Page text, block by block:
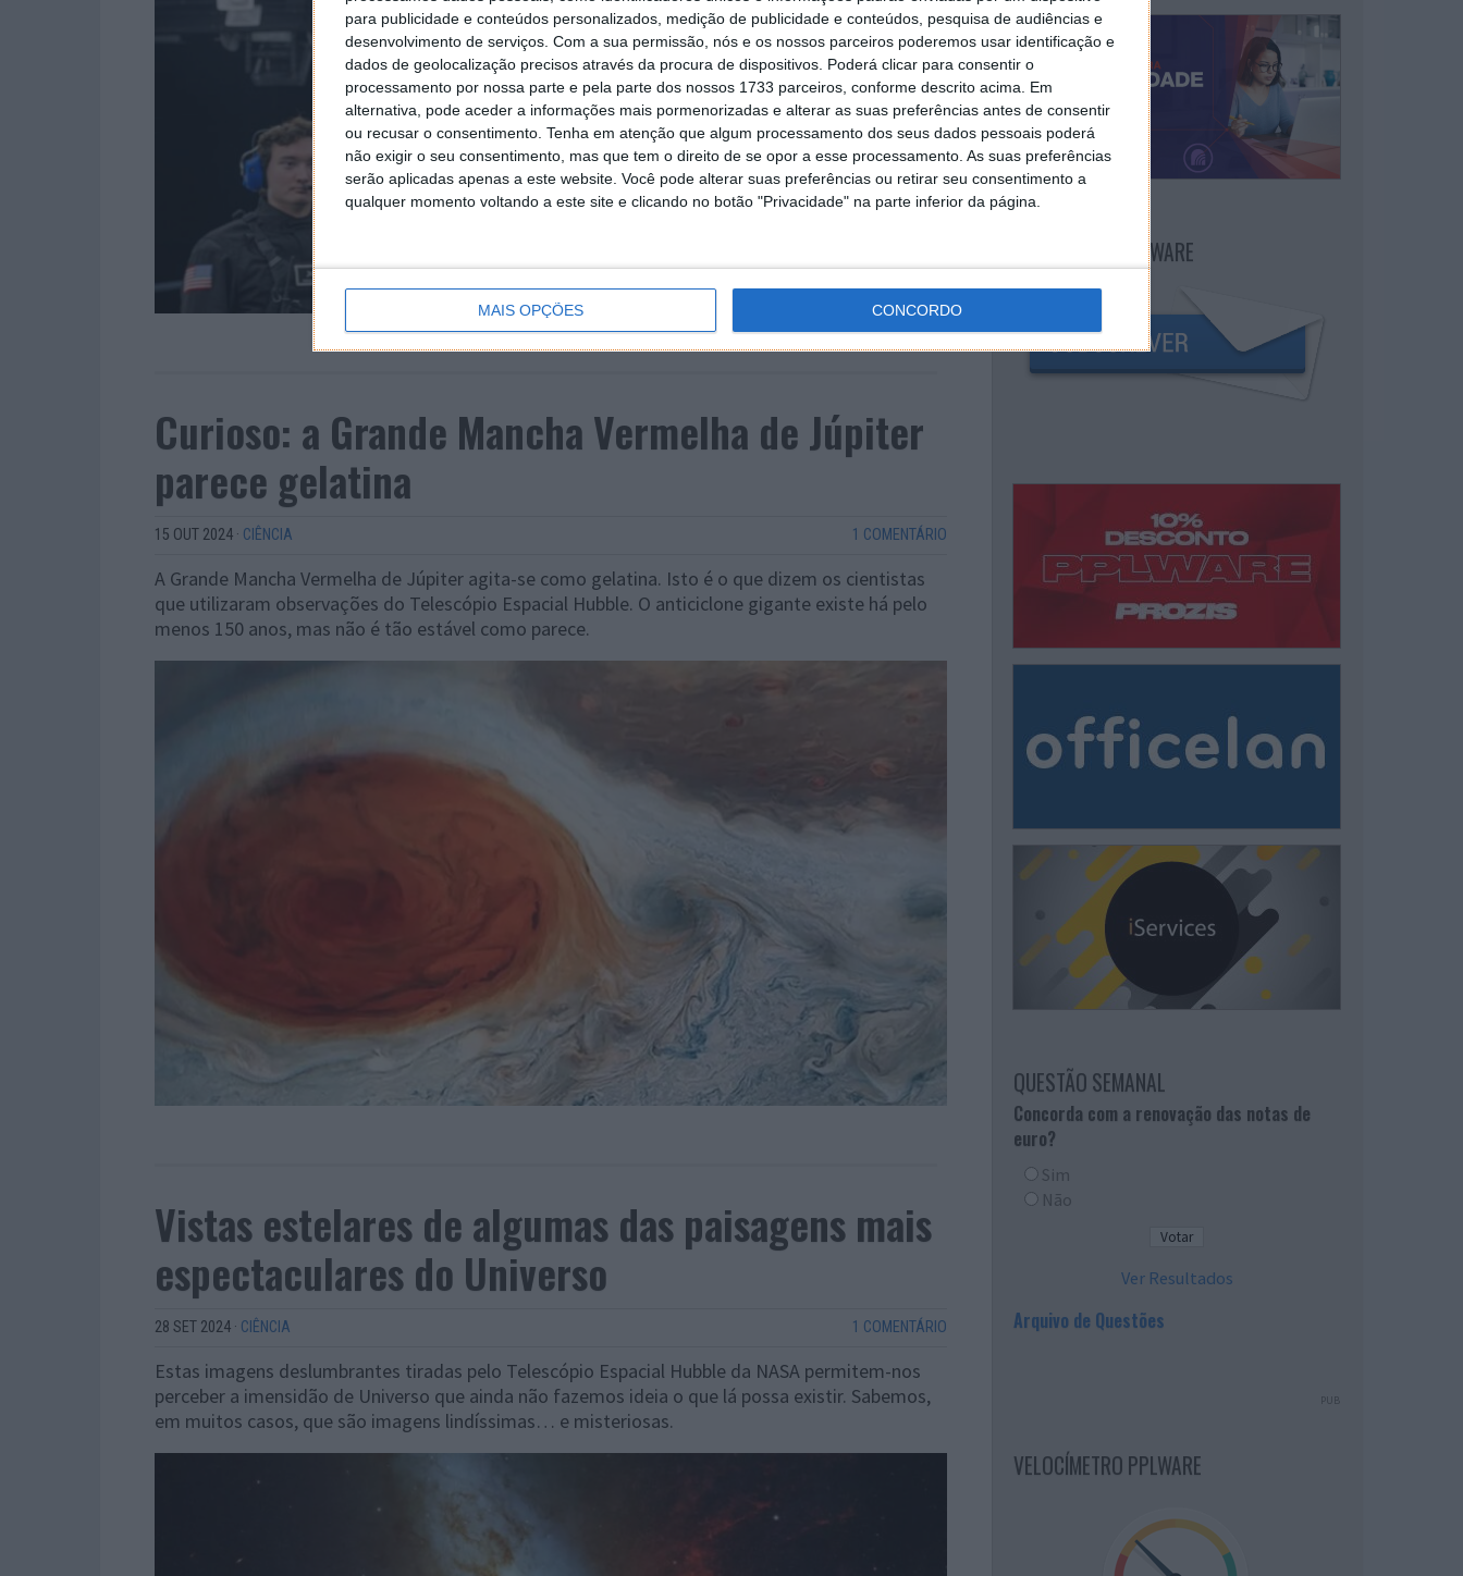
para publicidade e conteúdos personalizados, medição de publicidade e conteúdos, pesquisa de audiências e
desenvolvimento de serviços. Com a sua permissão, nós e os nossos parceiros poderemos usar identificação e
dados de geolocalização precisos através da procura de dispositivos. Poderá clicar para consentir o
processamento por nossa parte e pela parte dos nossos 1733 parceiros, conforme descrito acima. Em
alternativa, pode aceder a informações mais pormenorizadas e alterar as suas preferências antes de consentir
ou recusar o consentimento. Tenha em atenção que algum processamento dos seus dados pessoais poderá
não exigir o seu consentimento, mas que tem o direito de se opor a esse processamento. As suas preferências
serão aplicadas apenas a este website. Você pode alterar suas preferências ou retirar seu consentimento a
qualquer momento voltando a este site e clicando no botão "Privacidade" na parte inferior da página.
MAIS OPÇÕES CONCORDO
Curioso: a Grande Mancha Vermelha de Júpiter
parece gelatina
15 OUT 2024 · CIÊNCIA 1 COMENTÁRIO
A Grande Mancha Vermelha de Júpiter agita-se como gelatina. Isto é o que dizem os cientistas
que utilizaram observações do Telescópio Espacial Hubble. O anticiclone gigante existe há pelo
menos 150 anos, mas não é tão estável como parece.
Vistas estelares de algumas das paisagens mais
espectaculares do Universo
28 SET 2024 · CIÊNCIA 1 COMENTÁRIO
Estas imagens deslumbrantes tiradas pelo Telescópio Espacial Hubble da NASA permitem-nos
perceber a imensidão de Universo que ainda não fazemos ideia o que lá possa existir. Sabemos,
em muitos casos, que são imagens lindíssimas… e misteriosas.
NEWSLETTER PPLWARE
QUESTÃO SEMANAL
Concorda com a renovação das notas de
euro?
Sim
Não
Ver Resultados
Arquivo de Questões
PUB
VELOCÍMETRO PPLWARE